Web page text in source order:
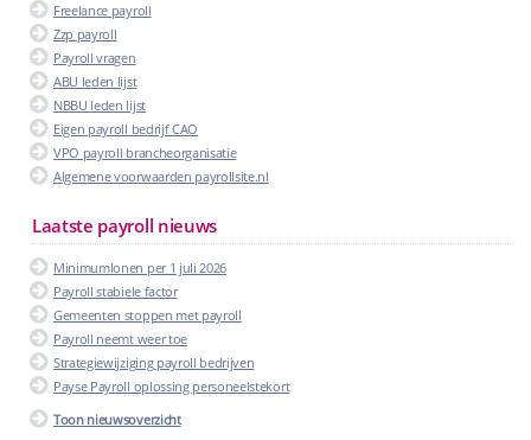
Freelance payroll
Zzp payroll
Payroll vragen
ABU leden lijst
NBBU leden lijst
Eigen payroll bedrijf CAO
VPO payroll brancheorganisatie
Algemene voorwaarden payrollsite.nl
Laatste payroll nieuws
Minimumlonen per 1 juli 2026
Payroll stabiele factor
Gemeenten stoppen met payroll
Payroll neemt weer toe
Strategiewijziging payroll bedrijven
Payse Payroll oplossing personeelstekort
Toon nieuwsoverzicht